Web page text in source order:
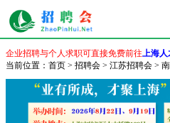
南京招聘会
企业招聘与个人求职可直接免费前往上海人
当前位置： 首页 > 招聘会 > 江苏招聘会 >